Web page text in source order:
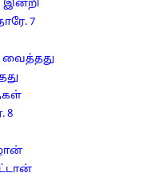
இன்றி
7
வைத்தது
8